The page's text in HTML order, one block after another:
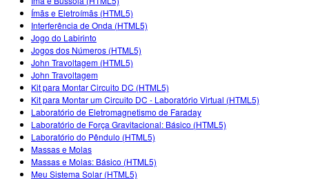
Ímãs e Eletroímãs (HTML5)
Interferência de Onda (HTML5)
Jogo do Labirinto
Jogos dos Números (HTML5)
John Travoltagem (HTML5)
John Travoltagem
Kit para Montar Circuito DC (HTML5)
Kit para Montar um Circuito DC - Laboratório Virtual (HTML5)
Laboratório de Eletromagnetismo de Faraday
Laboratório de Força Gravitacional: Básico (HTML5)
Laboratório do Pêndulo (HTML5)
Massas e Molas
Massas e Molas: Básico (HTML5)
Meu Sistema Solar (HTML5)